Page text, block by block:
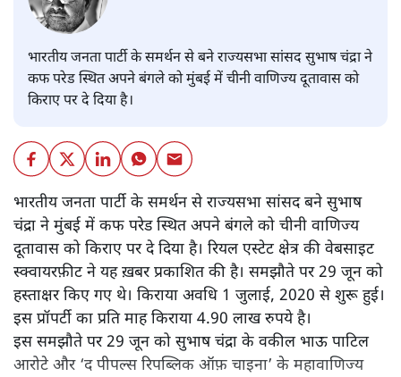
भारतीय जनता पार्टी के समर्थन से बने राज्यसभा सांसद सुभाष चंद्रा ने
कफ परेड स्थित अपने बंगले को मुंबई में चीनी वाणिज्य दूतावास को
किराए पर दे दिया है।
भारतीय जनता पार्टी के समर्थन से राज्यसभा सांसद बने सुभाष
चंद्रा ने मुंबई में कफ परेड स्थित अपने बंगले को चीनी वाणिज्य
दूतावास को किराए पर दे दिया है। रियल एस्टेट क्षेत्र की वेबसाइट
स्क्वायरफ़ीट ने यह ख़बर प्रकाशित की है। समझौते पर 29 जून को
हस्ताक्षर किए गए थे। किराया अवधि 1 जुलाई, 2020 से शुरू हुई।
इस प्रॉपर्टी का प्रति माह किराया 4.90 लाख रुपये है।
इस समझौते पर 29 जून को सुभाष चंद्रा के वकील भाऊ पाटिल
आरोटे और ‘द पीपल्स रिपब्लिक ऑफ़ चाइना’ के महावाणिज्य